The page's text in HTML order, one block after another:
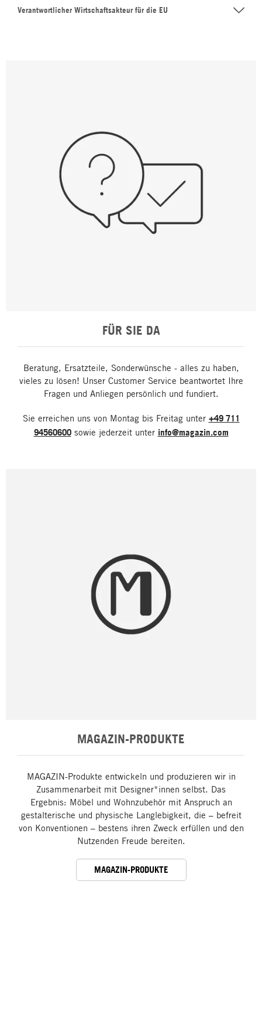
Verantwortlicher Wirtschaftsakteur für die EU
FÜR SIE DA
Beratung, Ersatzteile, Sonderwünsche - alles zu haben,
vieles zu lösen! Unser Customer Service beantwortet Ihre
Fragen und Anliegen persönlich und fundiert.
Sie erreichen uns von Montag bis Freitag unter +49 711
94560600sowie jederzeit unter info@magazin.com
MAGAZIN-PRODUKTE
MAGAZIN-Produkte entwickeln und produzieren wir in
Zusammenarbeit mit Designer*innen selbst. Das
Ergebnis: Möbel und Wohnzubehör mit Anspruch an
gestalterische und physische Langlebigkeit, die – befreit
von Konventionen – bestens ihren Zweck erfüllen und den
Nutzenden Freude bereiten.
MAGAZIN-PRODUKTE